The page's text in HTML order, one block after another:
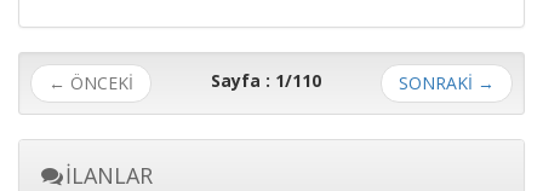
← ÖNCEKİ Sayfa : 1/110 SONRAKİ →
İLANLAR